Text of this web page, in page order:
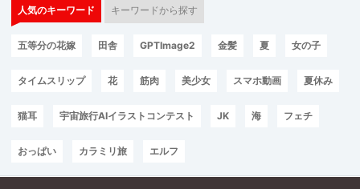
人気のキーワード キーワードから探す
五等分の花嫁 田舎 GPTImage2 金髪 夏 女の子
タイムスリップ 花 筋肉 美少女 スマホ動画 夏休み
猫耳 宇宙旅行AIイラストコンテスト JK 海 フェチ
おっぱい カラミリ旅 エルフ